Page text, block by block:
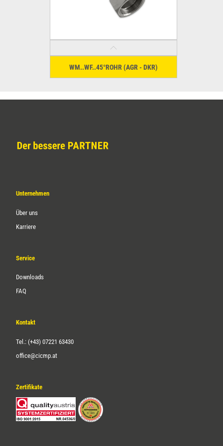
WM..WF..45°ROHR (AGR - DKR)
Unternehmen
Über uns
Karriere
Service
Downloads
FAQ
Kontakt
Tel.: (+43) 07221 63430
office@cicmp.at
Zertifikate